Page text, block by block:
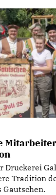
Druckerei
Tradition